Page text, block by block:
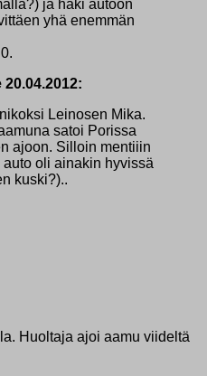
ja haki autoon
yhä enemmän
Leinosen Mika.
satoi Porissa
ajoon. Silloin mentiiin
oli ainakin hyvissä
kuski?)..
Huoltaja ajoi aamu viideltä